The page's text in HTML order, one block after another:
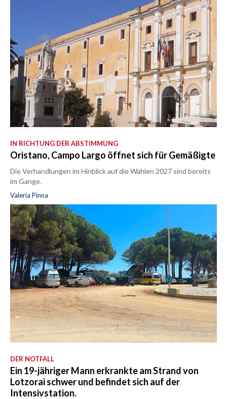
IN RICHTUNG DER ABSTIMMUNG
Oristano, Campo Largo öffnet sich für Gemäßigte
Die Verhandlungen im Hinblick auf die Wahlen 2027 sind bereits
im Gange.
Valeria Pinna
DER NOTFALL
Ein 19-jähriger Mann erkrankte am Strand von
Lotzorai schwer und befindet sich auf der
Intensivstation.